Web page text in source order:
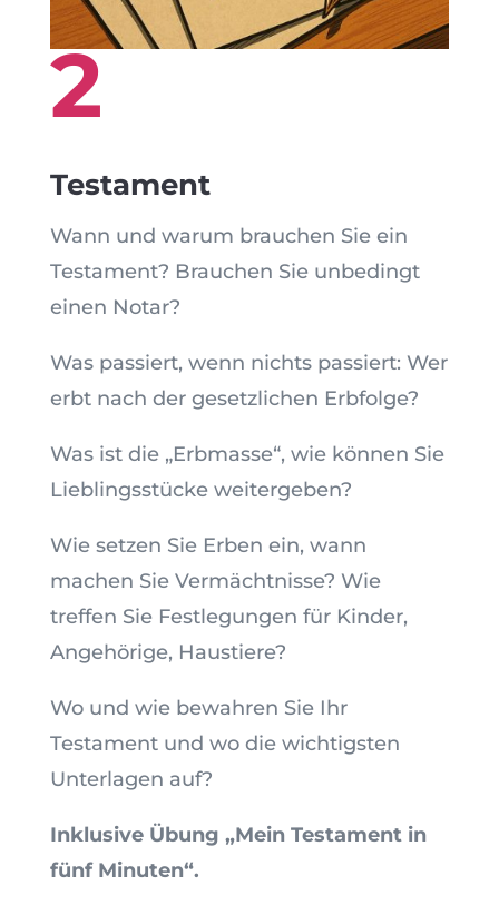
2
Testament
Wann und warum brauchen Sie ein
Testament? Brauchen Sie unbedingt
einen Notar?
Was passiert, wenn nichts passiert: Wer
erbt nach der gesetzlichen Erbfolge?
Was ist die „Erbmasse“, wie können Sie
Lieblingsstücke weitergeben?
Wie setzen Sie Erben ein, wann
machen Sie Vermächtnisse? Wie
treffen Sie Festlegungen für Kinder,
Angehörige, Haustiere?
Wo und wie bewahren Sie Ihr
Testament und wo die wichtigsten
Unterlagen auf?
Inklusive Übung „Mein Testament in
fünf Minuten“.